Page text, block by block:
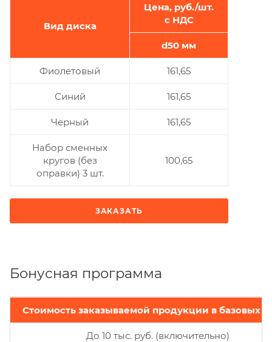
Вид диска
Цена, руб./шт.
с НДС
d50 мм
Фиолетовый 161,65
Синий 161,65
Черный 161,65
Набор сменных
кругов (без
оправки) 3 шт.
100,65
ЗАКАЗАТЬ
Бонусная программа
Стоимость заказываемой продукции в базовых
До 10 тыс. руб. (включительно)